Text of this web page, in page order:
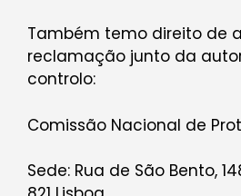
Também temo direito de
reclamação junto da
controlo:
Comissão Nacional de
Sede: Rua de São Bento,